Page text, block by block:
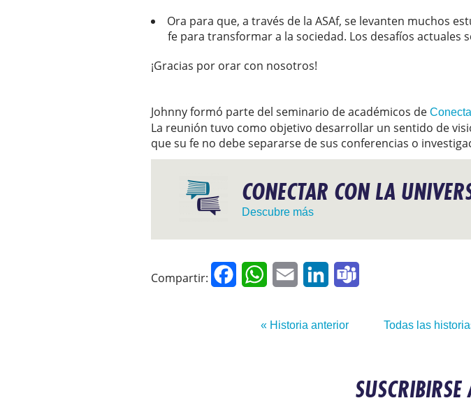
Ora para que, a través de la ASAf, se levanten muchos
fe para transformar a la sociedad. Los desafíos actuales
¡Gracias por orar con nosotros!
Johnny formó parte del seminario de académicos de
La reunión tuvo como objetivo desarrollar un sentido de
que su fe no debe separarse de sus conferencias o
CONECTAR CON LA
Descubre más
Compartir: FacebookWhatsApp
Email LinkedIn
« Historia anterior Todas las